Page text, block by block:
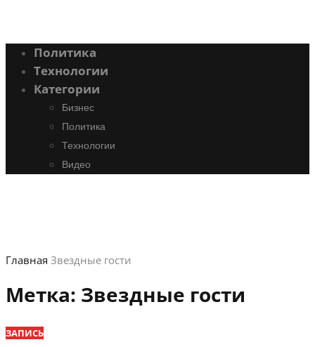
Политика
Технологии
Категории
Бизнес
Политика
Технологии
Видео
Главная Звездные гости
Метка: Звездные гости
ЗАПИСЬ